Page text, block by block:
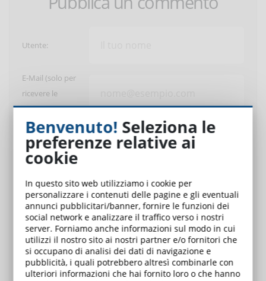
Utente:
E-Mail (solo per
ricevere le
risposte)
Inserisci il tuo
commento:
Ho letto e approvato lapolicy dei commenti. Il post che
sto inserendo non contiene offese e volgarità, non è
diffamante e non viola le leggi italiane.
Benvenuto! Seleziona le
preferenze relative ai
cookie
In questo sito web utilizziamo i cookie per
personalizzare i contenuti delle pagine e gli eventuali
annunci pubblicitari/banner, fornire le funzioni dei
social network e analizzare il traffico verso i nostri
server. Forniamo anche informazioni sul modo in cui
utilizzi il nostro sito ai nostri partner e/o fornitori che
si occupano di analisi dei dati di navigazione e
pubblicità, i quali potrebbero altresì combinarle con
ulteriori informazioni che hai fornito loro o che hanno